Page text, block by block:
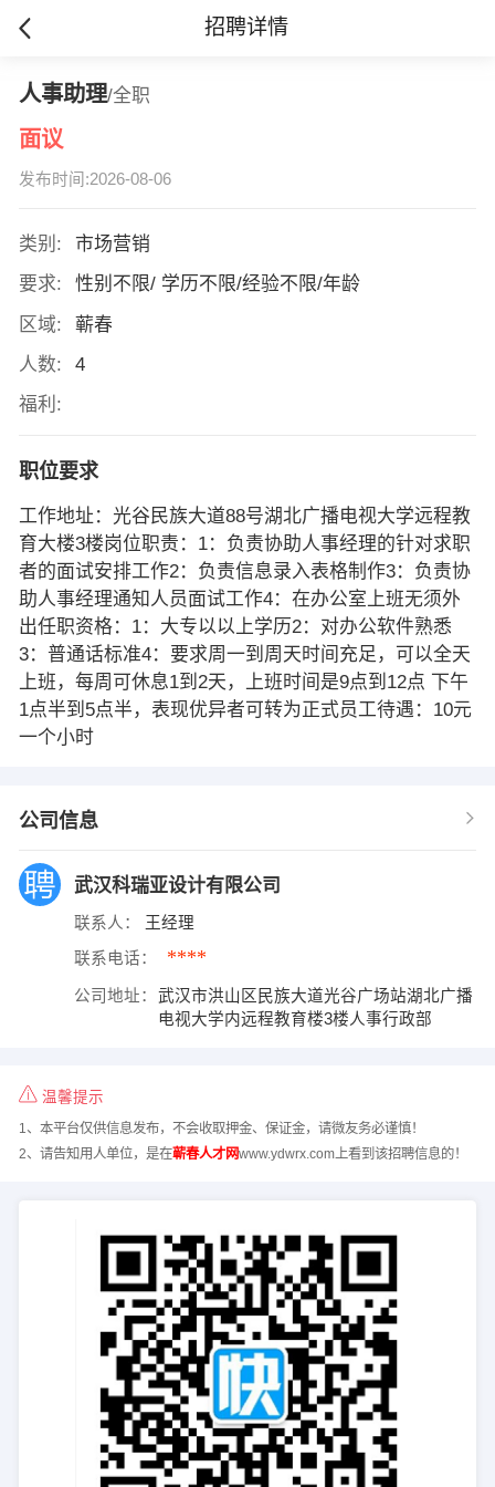
招聘详情
人事助理/全职
面议
发布时间:2026-08-06
类别:
市场营销
要求:
性别不限/ 学历不限/经验不限/年龄
区域:
蕲春
人数:
4
福利:
职位要求
工作地址：光谷民族大道88号湖北广播电视大学远程教
育大楼3楼岗位职责：1：负责协助人事经理的针对求职
者的面试安排工作2：负责信息录入表格制作3：负责协
助人事经理通知人员面试工作4：在办公室上班无须外
出任职资格：1：大专以以上学历2：对办公软件熟悉
3：普通话标准4：要求周一到周天时间充足，可以全天
上班，每周可休息1到2天，上班时间是9点到12点 下午
1点半到5点半，表现优异者可转为正式员工待遇：10元
一个小时
公司信息
武汉科瑞亚设计有限公司
联系人： 王经理
联系电话： ****
公司地址：
武汉市洪山区民族大道光谷广场站湖北广播
电视大学内远程教育楼3楼人事行政部
温馨提示
1、本平台仅供信息发布，不会收取押金、保证金，请微友务必谨慎！
2、请告知用人单位，是在蕲春人才网www.ydwrx.com上看到该招聘信息的！